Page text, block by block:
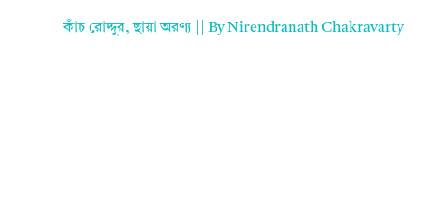
কাঁচ রোদ্দুর, ছায়া অরণ্য || By Nirendranath Chakravarty